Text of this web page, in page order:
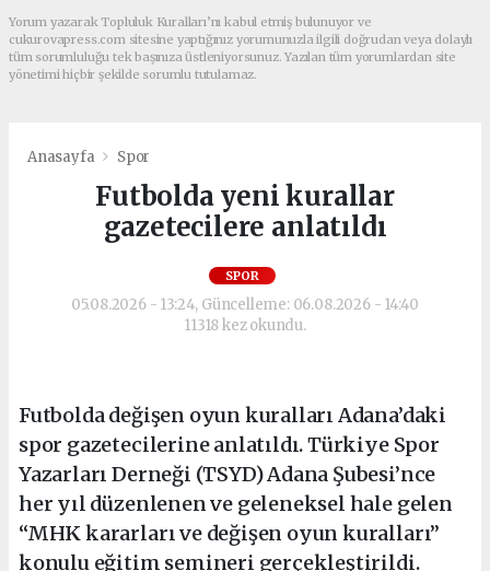
Yorum yazarak Topluluk Kuralları’nı kabul etmiş bulunuyor ve
cukurovapress.com sitesine yaptığınız yorumunuzla ilgili doğrudan veya dolaylı
tüm sorumluluğu tek başınıza üstleniyorsunuz. Yazılan tüm yorumlardan site
yönetimi hiçbir şekilde sorumlu tutulamaz.
Anasayfa Spor
Futbolda yeni kurallar
gazetecilere anlatıldı
SPOR
05.08.2026 - 13:24, Güncelleme: 06.08.2026 - 14:40
11318 kez okundu.
Futbolda değişen oyun kuralları Adana’daki
spor gazetecilerine anlatıldı. Türkiye Spor
Yazarları Derneği (TSYD) Adana Şubesi’nce
her yıl düzenlenen ve geleneksel hale gelen
“MHK kararları ve değişen oyun kuralları”
konulu eğitim semineri gerçekleştirildi.